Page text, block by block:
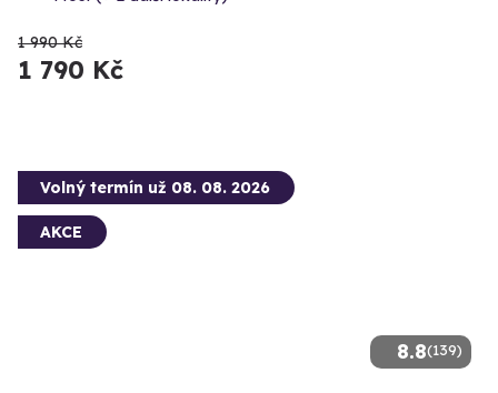
1 990 Kč
1 790 Kč
8.8(139)
Volný termín už 08. 08. 2026
AKCE